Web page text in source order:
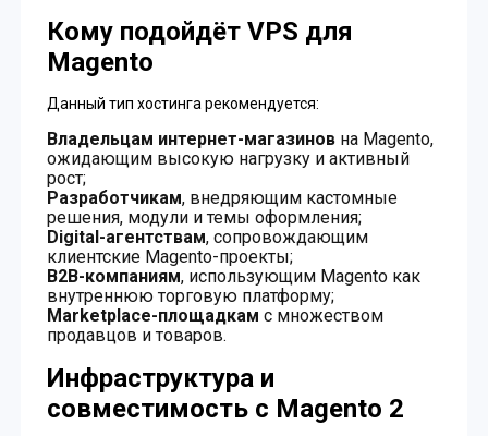
Кому подойдёт VPS для
Magento
Данный тип хостинга рекомендуется:
Владельцам интернет-магазинов на Magento,
ожидающим высокую нагрузку и активный
рост;
Разработчикам, внедряющим кастомные
решения, модули и темы оформления;
Digital-агентствам, сопровождающим
клиентские Magento-проекты;
B2B-компаниям, использующим Magento как
внутреннюю торговую платформу;
Marketplace-площадкам с множеством
продавцов и товаров.
Инфраструктура и
совместимость с Magento 2